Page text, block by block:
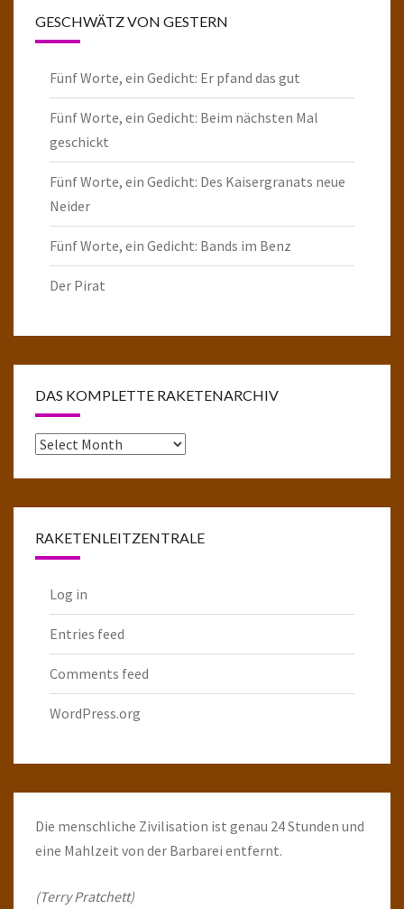
GESCHWÄTZ VON GESTERN
Fünf Worte, ein Gedicht: Er pfand das gut
Fünf Worte, ein Gedicht: Beim nächsten Mal
geschickt
Fünf Worte, ein Gedicht: Des Kaisergranats neue
Neider
Fünf Worte, ein Gedicht: Bands im Benz
Der Pirat
DAS KOMPLETTE RAKETENARCHIV
Das
RAKETENLEITZENTRALE
Log in
Entries feed
Comments feed
WordPress.org
Die menschliche Zivilisation ist genau 24 Stunden und
eine Mahlzeit von der Barbarei entfernt.
(Terry Pratchett)